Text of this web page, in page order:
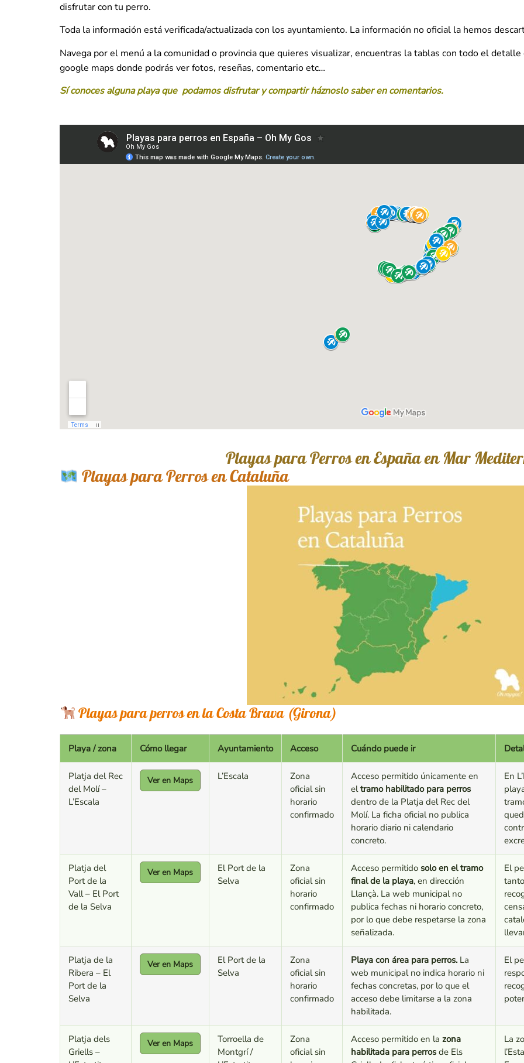
disfrutar con tu perro.
Toda la información está verificada/actualizada con los ayuntamiento. La información no oficial la hemos
Navega por el menú a la comunidad o provincia que quieres visualizar, encuentras la tablas con todo el
google maps donde podrás ver fotos, reseñas, comentario etc…
Sí conoces alguna playa que podamos disfrutar y compartir háznoslo saber en comentarios.
Playas para Perros en España en Mar
Playas para Perros en Cataluña
Playas para perros en la Costa Brava (Girona)
Playa / zona Cómo llegar Ayuntamiento Acceso Cuándo puede ir
Platja del Rec
del Molí –
L’Escala
Ver en Maps L’Escala
Zona
oficial sin
horario
confirmado
Acceso permitido únicamente en
eltramo habilitado para perros
dentro de la Platja del Rec del
Molí. La ficha oficial no publica
horario diario ni calendario
concreto.
En
Platja del
Port de la
Vall – El Port
de la Selva
Ver en Maps
El Port de la
Selva
Zona
oficial sin
horario
confirmado
Acceso permitido solo en el tramo
final de la playa, en dirección
Llançà. La web municipal no
publica fechas ni horario concreto,
por lo que debe respetarse la zona
señalizada.
El
Platja de la
Ribera – El
Port de la
Selva
Ver en Maps
El Port de la
Selva
Zona
oficial sin
horario
confirmado
Playa con área para perros.La
web municipal no indica horario ni
fechas concretas, por lo que el
acceso debe limitarse a la zona
habilitada.
El
Platja dels
Griells –
Ver en Maps
Torroella de
Montgrí /
Zona
oficial sin
Acceso permitido en la zona
habilitada para perros de Els
La